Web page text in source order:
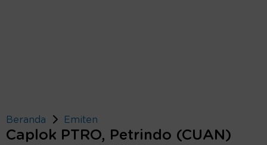
Beranda Emiten
Caplok PTRO, Petrindo (CUAN)